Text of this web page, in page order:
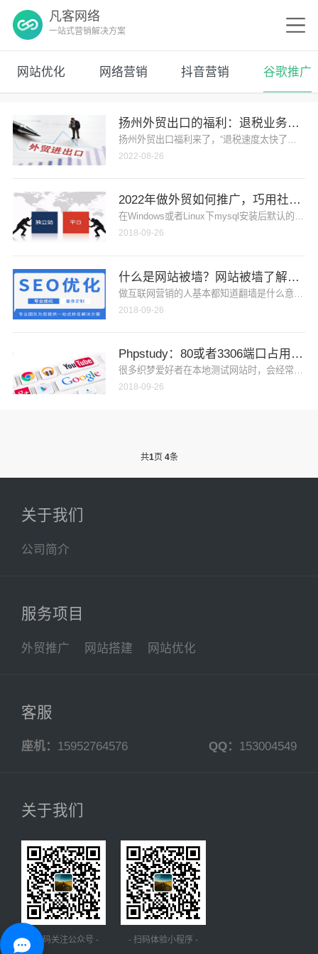
凡客网络
一站式营销解决方案
网站优化 网络营销 抖音营销 谷歌推广
扬州外贸出口的福利：退税业务快速
扬州外贸出口福利来了，“退税速度太快了！”
2022-08-26
2022年做外贸如何推广，巧用社媒和
在Windows或者Linux下mysql安装后默认的密
2018-09-26
什么是网站被墙？网站被墙了解决办
做互联网营销的人基本都知道翻墙是什么意思
2018-09-26
Phpstudy：80或者3306端口占用解
很多织梦爱好者在本地测试网站时，会经常碰
2018-09-26
共1页 4条
关于我们
公司简介
服务项目
外贸推广 网站搭建 网站优化
客服
座机： 15952764576 QQ： 153004549
关于我们
- 扫码关注公众号 - - 扫码体验小程序 -